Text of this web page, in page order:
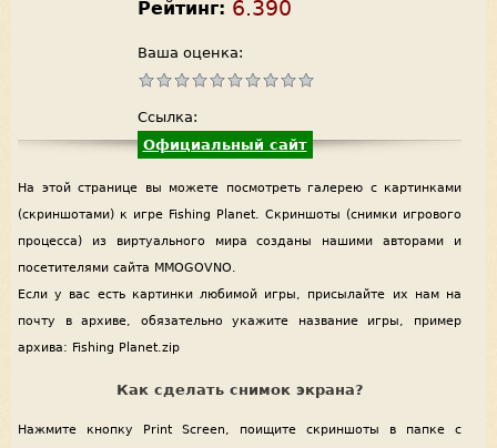
Рейтинг: 6.390
Ваша оценка:
Ссылка:
Официальный сайт
На этой странице вы можете посмотреть галерею с картинками
(скриншотами) к игре Fishing Planet. Скриншоты (снимки игрового
процесса) из виртуального мира созданы нашими авторами и
посетителями сайта MMOGOVNO.
Если у вас есть картинки любимой игры, присылайте их нам на
почту в архиве, обязательно укажите название игры, пример
архива: Fishing Planet.zip
Как сделать снимок экрана?
Нажмите кнопку Print Screen, поищите скриншоты в папке с